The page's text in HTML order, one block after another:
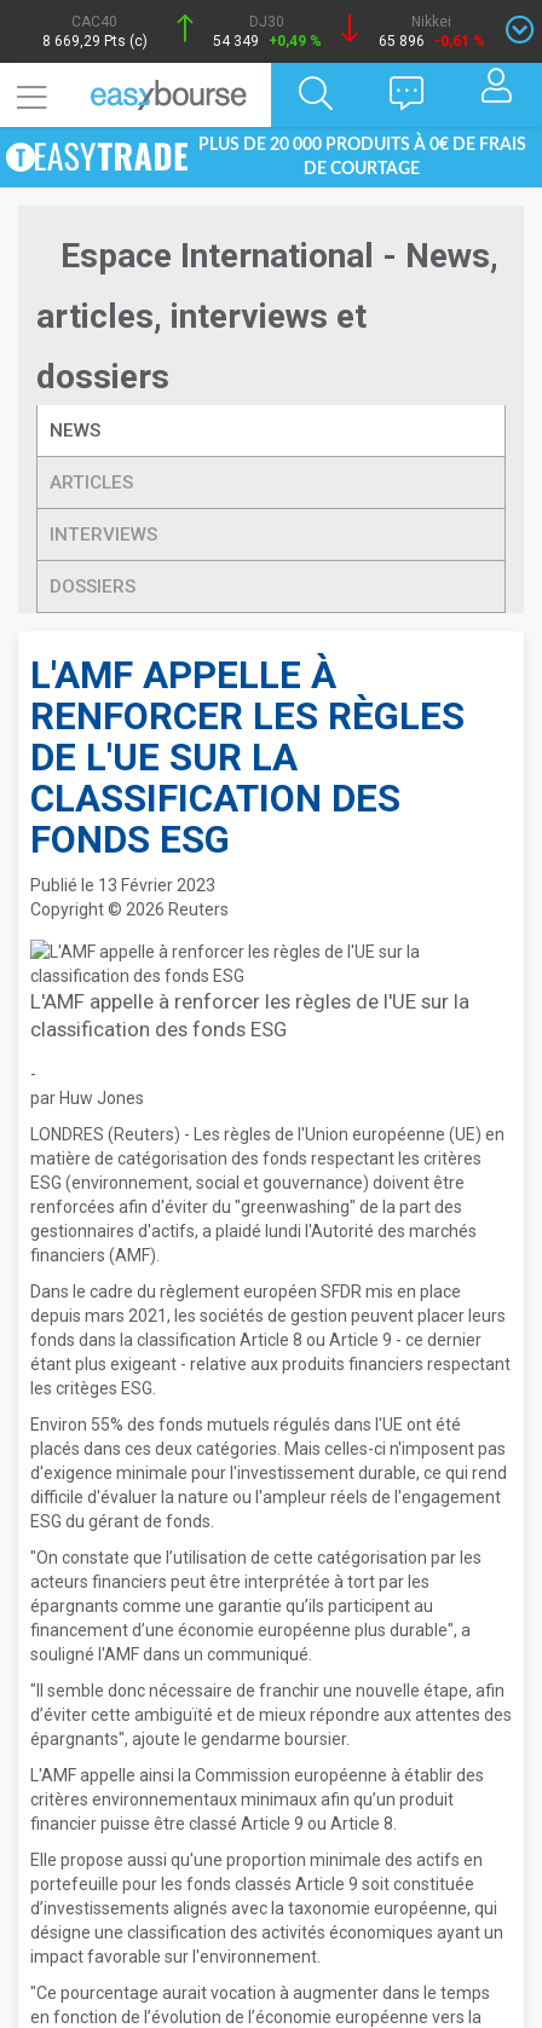
CAC40
8 669,29 Pts (c)
DJ30
54 349
+0,49 %
Nikkei
65 896
-0,61 %
PLUS DE 20 000 PRODUITS À 0€ DE FRAIS
DE COURTAGE
Espace International - News,
articles, interviews et
dossiers
NEWS
ARTICLES
INTERVIEWS
DOSSIERS
L'AMF APPELLE À
RENFORCER LES RÈGLES
DE L'UE SUR LA
CLASSIFICATION DES
FONDS ESG
Publié le 13 Février 2023
Copyright © 2026 Reuters
L'AMF appelle à renforcer les règles de l'UE sur la
classification des fonds ESG
-
par Huw Jones
LONDRES (Reuters) - Les règles de l'Union européenne (UE) en
matière de catégorisation des fonds respectant les critères
ESG (environnement, social et gouvernance) doivent être
renforcées afin d'éviter du "greenwashing" de la part des
gestionnaires d'actifs, a plaidé lundi l'Autorité des marchés
financiers (AMF).
Dans le cadre du règlement européen SFDR mis en place
depuis mars 2021, les sociétés de gestion peuvent placer leurs
fonds dans la classification Article 8 ou Article 9 - ce dernier
étant plus exigeant - relative aux produits financiers respectant
les critèges ESG.
Environ 55% des fonds mutuels régulés dans l'UE ont été
placés dans ces deux catégories. Mais celles-ci n'imposent pas
d'exigence minimale pour l'investissement durable, ce qui rend
difficile d'évaluer la nature ou l'ampleur réels de l'engagement
ESG du gérant de fonds.
"On constate que l’utilisation de cette catégorisation par les
acteurs financiers peut être interprétée à tort par les
épargnants comme une garantie qu’ils participent au
financement d’une économie européenne plus durable", a
souligné l'AMF dans un communiqué.
"Il semble donc nécessaire de franchir une nouvelle étape, afin
d’éviter cette ambiguïté et de mieux répondre aux attentes des
épargnants", ajoute le gendarme boursier.
L'AMF appelle ainsi la Commission européenne à établir des
critères environnementaux minimaux afin qu’un produit
financier puisse être classé Article 9 ou Article 8.
Elle propose aussi qu'une proportion minimale des actifs en
portefeuille pour les fonds classés Article 9 soit constituée
d’investissements alignés avec la taxonomie européenne, qui
désigne une classification des activités économiques ayant un
impact favorable sur l'environnement.
"Ce pourcentage aurait vocation à augmenter dans le temps
en fonction de l’évolution de l’économie européenne vers la